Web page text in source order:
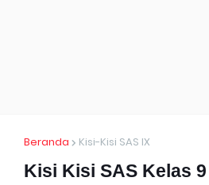
Beranda Kisi-Kisi SAS IX
Kisi Kisi SAS Kelas